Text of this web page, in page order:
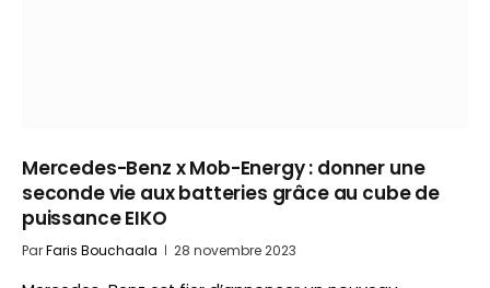
Mercedes-Benz x Mob-Energy : donner une
seconde vie aux batteries grâce au cube de
puissance EIKO
ParFaris Bouchaala 28 novembre 2023